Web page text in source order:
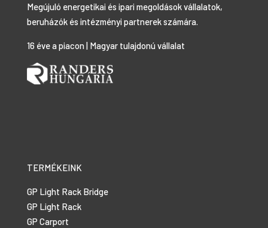
Megújuló energetikai és ipari megoldások vállalatok,
beruházók és intézményi partnerek számára.
16 éve a piacon | Magyar tulajdonú vállalat
TERMÉKEINK
GP Light Rack Bridge
GP Light Rack
GP Carport